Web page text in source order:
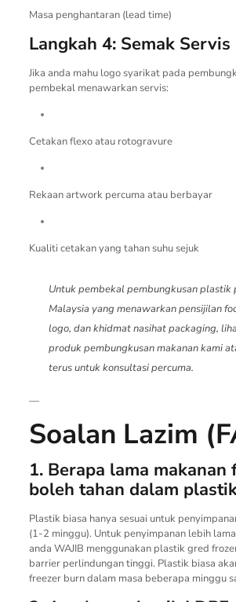
Masa penghantaran (lead time)
Langkah 4: Semak Servis
Jika anda mahu logo syarikat pada
pembekal menawarkan servis:
Cetakan flexo atau rotogravure
Rekaan artwork percuma atau berbayar
Kualiti cetakan yang tahan suhu sejuk
Untuk pembekal pembungkusan plastik
Malaysia yang menawarkan pensijilan
logo, dan khidmat nasihat packaging,
produk pembungkusan makanan kami
terus untuk konsultasi percuma.
—
Soalan Lazim
1. Berapa lama makanan
boleh tahan dalam
Plastik biasa hanya sesuai untuk
(1-2 minggu). Untuk penyimpanan lebih
anda WAJIB menggunakan plastik gred
barrier perlindungan tinggi. Plastik biasa
freezer burn dalam masa beberapa minggu